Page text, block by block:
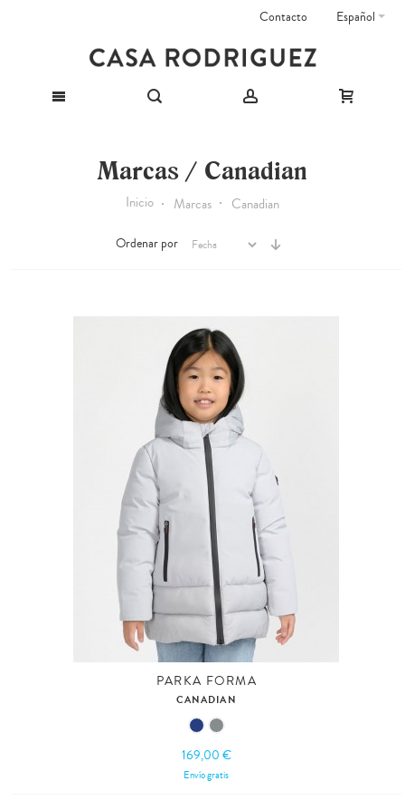
Español
Contacto
Marcas / Canadian
Inicio Marcas Canadian
Ordenar por
PARKA FORMA
CANADIAN
169,00 €
Envío gratis